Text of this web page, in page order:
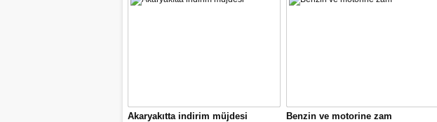
Akaryakıtta indirim müjdesi Benzin ve motorine zam